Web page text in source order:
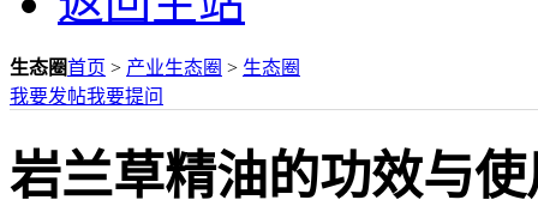
生态圈首页 > 产业生态圈 > 生态圈
我要发帖我要提问
岩兰草精油的功效与